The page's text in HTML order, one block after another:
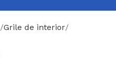
Grile de interior